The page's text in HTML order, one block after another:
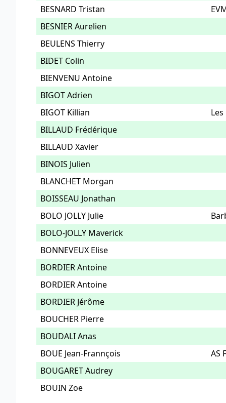
BESNARD Tristan
BESNIER Aurelien
BEULENS Thierry
BIDET Colin
BIENVENU Antoine
BIGOT Adrien
BIGOT Killian
BILLAUD Frédérique
BILLAUD Xavier
BINOIS Julien
BLANCHET Morgan
BOISSEAU Jonathan
BOLO JOLLY Julie
BOLO-JOLLY Maverick
BONNEVEUX Elise
BORDIER Antoine
BORDIER Antoine
BORDIER Jérôme
BOUCHER Pierre
BOUDALI Anas
BOUE Jean-Frannçois
AS
BOUGARET Audrey
BOUIN Zoe